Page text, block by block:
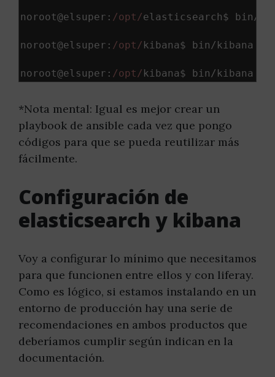
noroot@elsuper : /opt/elasticsearch$ bin/
noroot@elsuper : /opt/ kibana$ bin/ kibana
noroot@elsuper : /opt/ kibana$ bin/ kibana
*Nota mental: Igual es mejor crear un
playbook de ansible cada vez que pongo
códigos para que se pueda reutilizar más
fácilmente.
Configuración de
elasticsearch y kibana
Voy a configurar lo mínimo que necesitamos
para que funcionen entre ellos y con liferay.
Como es lógico, si estamos instalando en un
entorno de producción hay una serie de
recomendaciones en ambos productos que
deberíamos cumplir según indican en la
documentación.